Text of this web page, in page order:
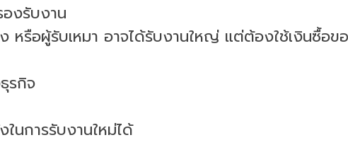
งรับงาน
หรือผู้รับเหมา อาจได้รับงานใหญ่ แต่ต้องใช้เงินซื้อข
รกิจ
นการรับงานใหม่ได้